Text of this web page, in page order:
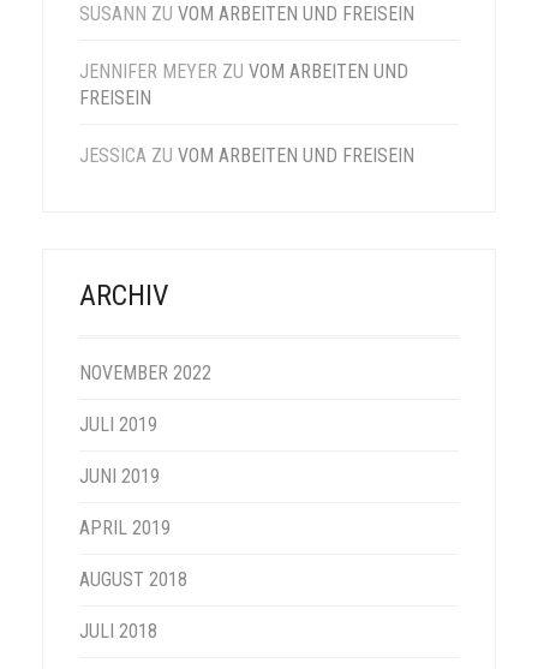
SUSANN ZU VOM ARBEITEN UND FREISEIN
JENNIFER MEYER ZU VOM ARBEITEN UND
FREISEIN
JESSICA ZU VOM ARBEITEN UND FREISEIN
ARCHIV
NOVEMBER 2022
JULI 2019
JUNI 2019
APRIL 2019
AUGUST 2018
JULI 2018